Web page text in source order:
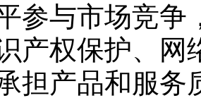
参与市场竞争
产权保护、网
担产品和服